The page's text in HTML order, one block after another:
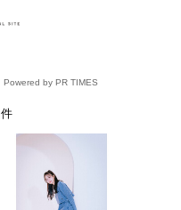
Powered by PR TIMES
件